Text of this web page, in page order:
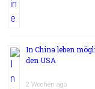
In China leben
den USA
2 Wochen ago